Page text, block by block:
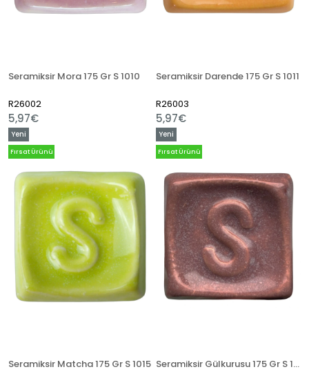
Seramiksir Mora 175 Gr S 1010
R26002
5,97€
Seramiksir Darende 175 Gr S 1011
R26003
5,97€
Seramiksir Matcha 175 Gr S 1015
Yeni
Ürün
Fırsat Ürünü
Seramiksir Gülkurusu 175 Gr S 1021
Yeni
Ürün
Fırsat Ürünü